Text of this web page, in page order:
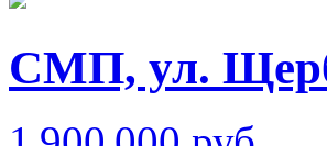
СМП, ул.